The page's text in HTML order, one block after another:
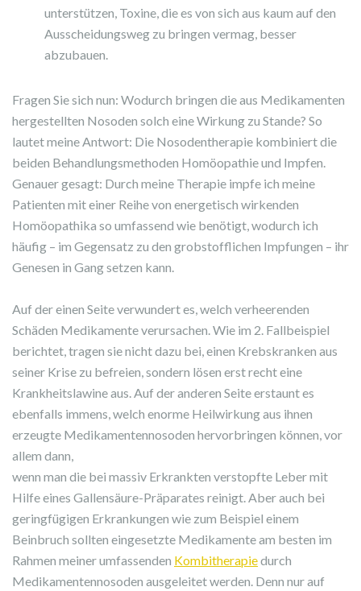
unterstützen, Toxine, die es von sich aus kaum auf den
Ausscheidungsweg zu bringen vermag, besser
abzubauen.
Fragen Sie sich nun: Wodurch bringen die aus Medikamenten
hergestellten Nosoden solch eine Wirkung zu Stande? So
lautet meine Antwort: Die Nosodentherapie kombiniert die
beiden Behandlungsmethoden Homöopathie und Impfen.
Genauer gesagt: Durch meine Therapie impfe ich meine
Patienten mit einer Reihe von energetisch wirkenden
Homöopathika so umfassend wie benötigt, wodurch ich
häufig – im Gegensatz zu den grobstofflichen Impfungen – ihr
Genesen in Gang setzen kann.
Auf der einen Seite verwundert es, welch verheerenden
Schäden Medikamente verursachen. Wie im 2. Fallbeispiel
berichtet, tragen sie nicht dazu bei, einen Krebskranken aus
seiner Krise zu befreien, sondern lösen erst recht eine
Krankheitslawine aus. Auf der anderen Seite erstaunt es
ebenfalls immens, welch enorme Heilwirkung aus ihnen
erzeugte Medikamentennosoden hervorbringen können, vor
allem dann,
wenn man die bei massiv Erkrankten verstopfte Leber mit
Hilfe eines Gallensäure-Präparates reinigt. Aber auch bei
geringfügigen Erkrankungen wie zum Beispiel einem
Beinbruch sollten eingesetzte Medikamente am besten im
Rahmen meiner umfassenden Kombitherapiedurch
Medikamentennosoden ausgeleitet werden. Denn nur auf